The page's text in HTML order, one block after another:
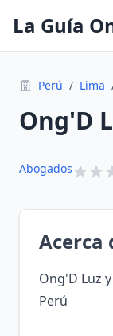
La Guía
Perú / Lima
Ong'D
Abogados
Acerca
Ong'D Luz
Perú